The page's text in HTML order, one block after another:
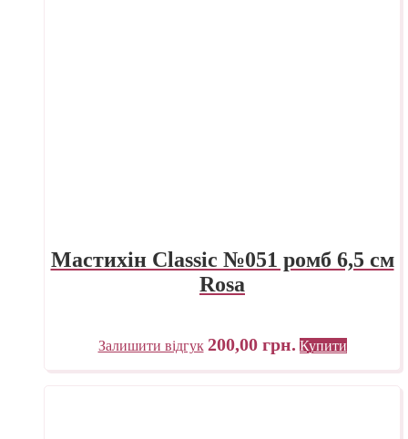
Мастихін Classic №051 ромб 6,5 см
Rosa
Залишити відгук 200,00 грн. Купити